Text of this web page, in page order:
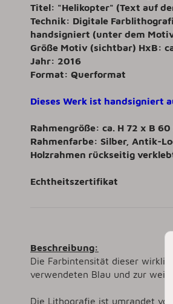
Titel: "Helikopter" (Text auf
Technik: Digitale
handsigniert (unter dem
Größe Motiv (sichtbar) HxB:
Jahr: 2016
Format: Querformat
Dieses Werk ist handsigniert
Rahmengröße: ca. H 72 x B 60
Rahmenfarbe: Silber, Antik-
Holzrahmen rückseitig
Echtheitszertifikat
Beschreibung:
Die Farbintensität dieser
verwendeten Blau und zur
Die Lithografie ist umrandet